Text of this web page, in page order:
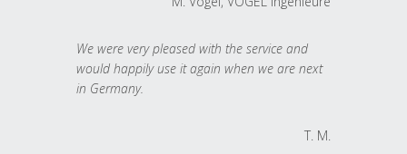
We were very pleased with the service and
would happily use it again when we are next
in Germany.
T. M.